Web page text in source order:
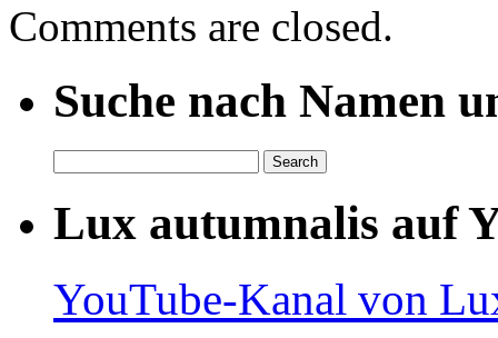
Comments are closed.
Suche nach Namen
Lux autumnalis auf
YouTube-Kanal von